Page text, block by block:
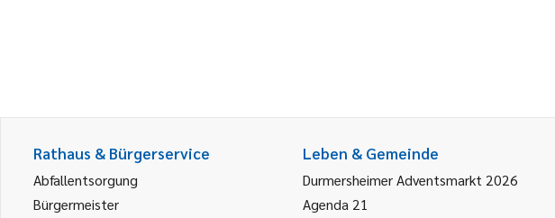
Rathaus & Bürgerservice
Abfallentsorgung
Bürgermeister
Leben & Gemeinde
Durmersheimer Adventsmarkt 2026
Agenda 21